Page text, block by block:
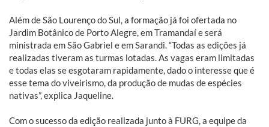
Além de São Lourenço do Sul, a formação já foi ofertada no
Jardim Botânico de Porto Alegre, em Tramandaí e será
ministrada em São Gabriel e em Sarandi. “Todas as edições já
realizadas tiveram as turmas lotadas. As vagas eram limitadas
e todas elas se esgotaram rapidamente, dado o interesse que é
esse tema do viveirismo, da produção de mudas de espécies
nativas”, explica Jaqueline.
Com o sucesso da edição realizada junto à FURG, a equipe da